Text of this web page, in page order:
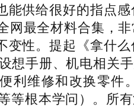
能供给很好的指点
网最全材料合集，
变性。提起《拿什
想手册、机电相关
利维修和改换零件
等根本学问）。所